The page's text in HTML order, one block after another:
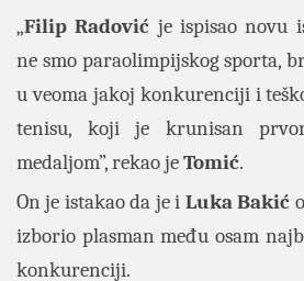
„Filip Radović je ispisao novu
ne smo paraolimpijskog sporta,
u veoma jakoj konkurenciji i
tenisu, koji je krunisan
medaljom”, rekao jeTomić.
On je istakao da je i Luka Bakić
izborio plasman među osam
konkurenciji.